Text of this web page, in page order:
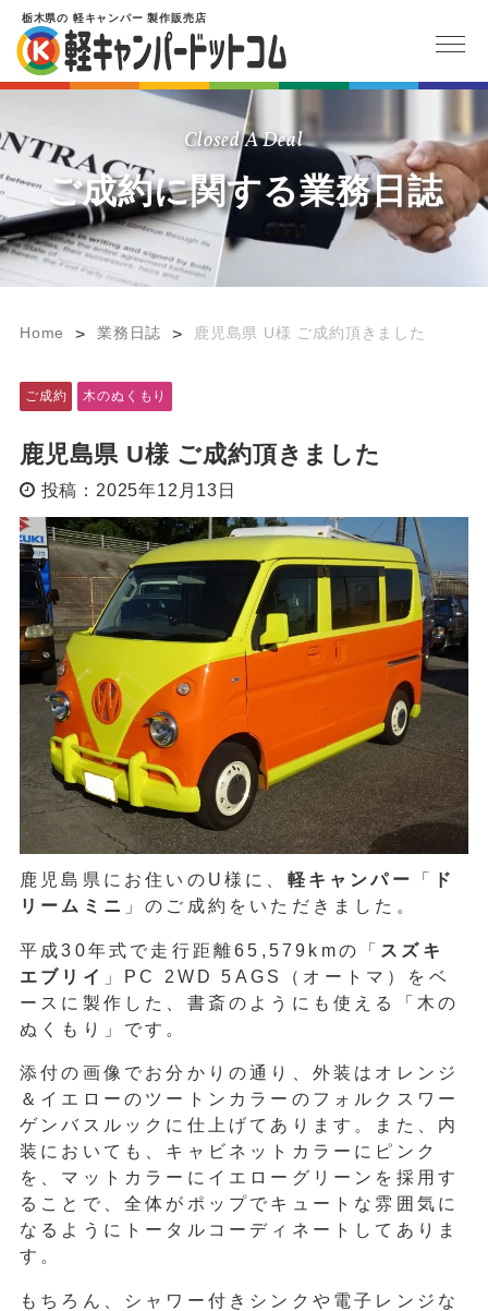
栃木県の 軽キャンパー 製作販売店
Closed A Deal
ご成約に関する業務日誌
Home > 業務日誌 > 鹿児島県 U様 ご成約頂きました
ご成約 木のぬくもり
鹿児島県 U様 ご成約頂きました
投稿：2025年12月13日
鹿児島県にお住いのU様に、 軽キャンパー 「
ド
リームミニ 」のご成約をいただきました。
平成30年式で走行距離65,579kmの「
スズキ
エブリイ
」PC 2WD 5AGS（オートマ）をベ
ースに製作した、書斎のようにも使える「木の
ぬくもり」です。
添付の画像でお分かりの通り、外装はオレンジ
＆イエローのツートンカラーのフォルクスワー
ゲンバスルックに仕上げてあります。また、内
装においても、キャビネットカラーにピンク
を、マットカラーにイエローグリーンを採用す
ることで、全体がポップでキュートな雰囲気に
なるようにトータルコーディネートしてありま
す。
もちろん、シャワー付きシンクや電子レンジな